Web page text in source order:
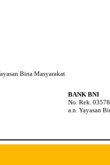
Bina Masyarakat
BANK BNI
No. Rek.
a.n. Yayasan